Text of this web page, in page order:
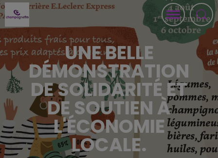
UNE BELLE
DÉMONSTRATION
DE SOLIDARITÉ ET
DE SOUTIEN À
L'ÉCONOMIE
LOCALE.